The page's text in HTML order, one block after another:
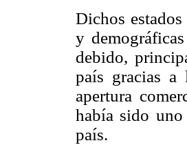
Dichos
y
debido,
país gracias
apertura
había sido
país.